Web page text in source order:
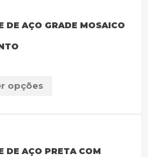
DE AÇO GRADE MOSAICO
opções
DE AÇO PRETA COM